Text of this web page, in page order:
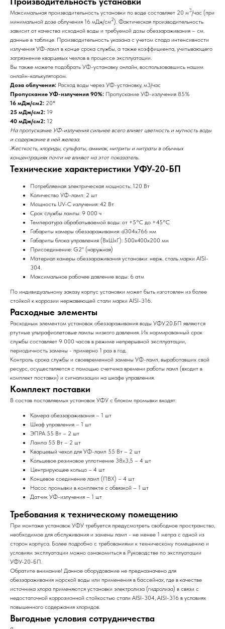
Максимальная производительность установки по воде составляет 20 м3/час (при
минимальной дозе облучения 16 мДж/см2). Фактическая производительность
зависит от качества исходной воды и требуемой дозы обеззараживания – см.
данные в таблице. Производительность указана с учетом спада интенсивности
излучения УФ-ламп в конце срока службы, а также коэффициента, учитывающего
загрязнение кварцевых чехлов в процессе эксплуатации.
Вы также можете подобрать УФ-установку онлайн, воспользовавшись нашим
онлайн-калькулятором.
Доза облучения: Расход воды через УФ-установку, м3/час
Пропускание УФ-излучения 90%: Пропускание УФ-излучения 85%
16 мДж/см2: 20*
25 мДж/см2: 19
40 мДж/см2: 12
На пропускание УФ-излучения сильнее всего влияет цветность и мутность воды
и содержа­ние в ней железа.
Жесткость, хлориды, сульфаты, аммиак, нитриты и нитраты в обычных
концентрациях почти не влияют на этот показатель.
Технические характеристики УФУ-20-БП
Потребляемая электрическая мощность: 120 Вт
Количество УФ-ламп: 2 шт
Мощность UV-C излучения: 42 Вт
Срок службы лампы: 9 000 ч
Температура обрабатываемой воды: от +5°C до +45°C
Габариты камеры обеззараживания: d304х766 мм
Габариты блока управления (ВхШхГ): 500х400х200 мм
Присоединение: G2'' (наружная)
Материал камеры обеззараживания установки: нерж. сталь марки AISI-
304.
Максимальное рабочее давление воды: 6 атм
По индивидуальному заказу корпус установки может быть изготовлен из более
стойкой к коррозии нержавеющей стали марки AISI-316.
Расходные элементы
Расходным элементом установок обеззараживания воды УФУ.20.БП являются
ртутные ультрафиолетовые лампы низкого давления. Их нормированный срок
службы составляет 9 000 часов в режиме непрерывной эксплуатации,
периодичность замены - примерно 1 раз в год.
Контроль срока службы и своевременной замены УФ-ламп, выработавших свой
ресурс, осуществляется с помощью счетчика времени работы ламп (входит в
комплект поставки) и сигнализации на шкафе управления.
Комплект поставки
В состав поставляемых установок УФУ с блоком промывки входят:
Камера обеззараживания – 1 шт
Шкаф управления – 1 шт
ЭПРА 55 Вт – 2 шт
Лампа 55 Вт – 2 шт
Кварцевый чехол для УФ-ламп 55 Вт – 2 шт
Кольцевое резиновое уплотнение 38х3,5 – 4 шт
Центрирующее кольцо – 4 шт
Концевое соединение ламп (ПВХ) – 4 шт
Насос промывки в комплекте с обвязкой – 1 шт
Датчик УФ-излучения – 1 шт
Требования к техническому помещению
При монтаже установок УФУ требуется предусмотреть свободное пространство,
необходимое для обслуживания и замены ламп - не менее 1 метра с одной из
сторон корпуса. Более подробно с требованиями к техническому помещению и
условиям эксплуатации можно ознакомиться в Руководстве по эксплуатации
УФУ-20-БП.
Обратите внимание! Данное оборудование не предназначено для
обеззараживания морской воды или применения в бассейнах, где в качестве
источника хлора применяются установки электролиза (гидролиза) в связи с
недостаточной коррозионной стойкостью стали AISI-304, AISI-316 в условиях
повышенного содержания хлоридов.
Выгодные условия сотрудничества